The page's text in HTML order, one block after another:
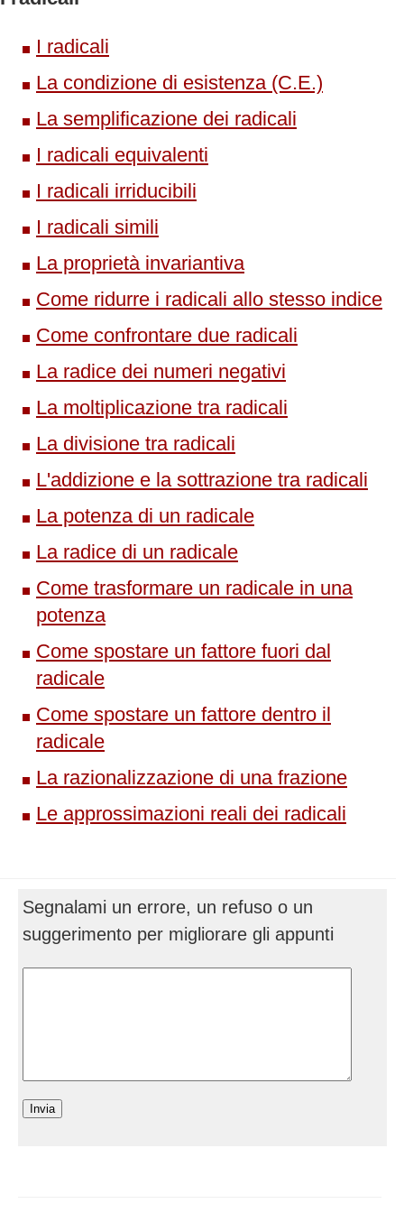
I radicali
La condizione di esistenza (C.E.)
La semplificazione dei radicali
I radicali equivalenti
I radicali irriducibili
I radicali simili
La proprietà invariantiva
Come ridurre i radicali allo stesso indice
Come confrontare due radicali
La radice dei numeri negativi
La moltiplicazione tra radicali
La divisione tra radicali
L'addizione e la sottrazione tra radicali
La potenza di un radicale
La radice di un radicale
Come trasformare un radicale in una
potenza
Come spostare un fattore fuori dal
radicale
Come spostare un fattore dentro il
radicale
La razionalizzazione di una frazione
Le approssimazioni reali dei radicali
Segnalami un errore, un refuso o un
suggerimento per migliorare gli appunti